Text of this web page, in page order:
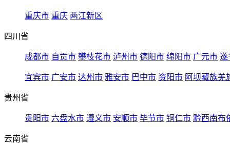
重庆市 重庆 两江新区
四川省
成都市 自贡市 攀枝花市 泸州市 德阳市 绵阳市 广元市 遂
宜宾市 广安市 达州市 雅安市 巴中市 资阳市 阿坝藏族羌
贵州省
贵阳市 六盘水市 遵义市 安顺市 毕节市 铜仁市 黔西南布
云南省